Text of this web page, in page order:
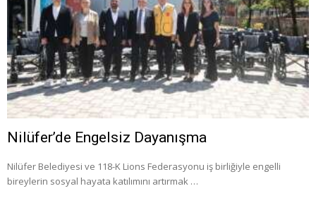
Nilüfer’de Engelsiz Dayanışma
Nilüfer Belediyesi ve 118-K Lions Federasyonu iş birliğiyle engelli
bireylerin sosyal hayata katılımını artırmak …